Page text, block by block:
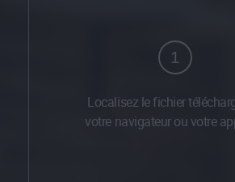
1
Localisez le fichier
votre navigateur ou votre